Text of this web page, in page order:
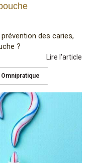
des caries,
?
Lire l'article
Omnipratique